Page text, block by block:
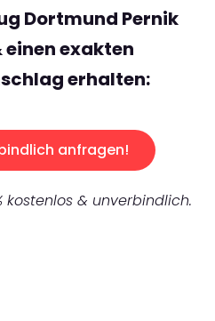
Dortmund Pernik
exakten
erhalten:
anfragen!
kostenlos & unverbindlich.